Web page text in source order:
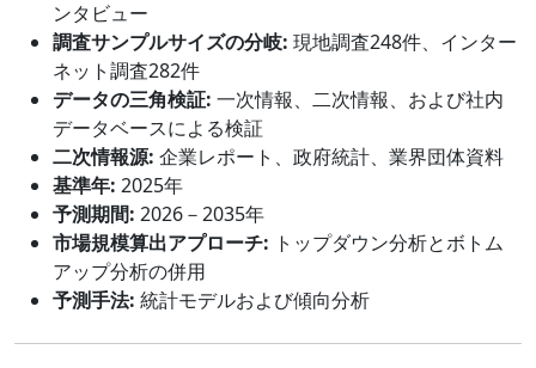
ンタビュー
調査サンプルサイズの分岐: 現地調査248件、インター
ネット調査282件
データの三角検証: 一次情報、二次情報、および社内
データベースによる検証
二次情報源: 企業レポート、政府統計、業界団体資料
基準年: 2025年
予測期間: 2026－2035年
市場規模算出アプローチ: トップダウン分析とボトム
アップ分析の併用
予測手法: 統計モデルおよび傾向分析